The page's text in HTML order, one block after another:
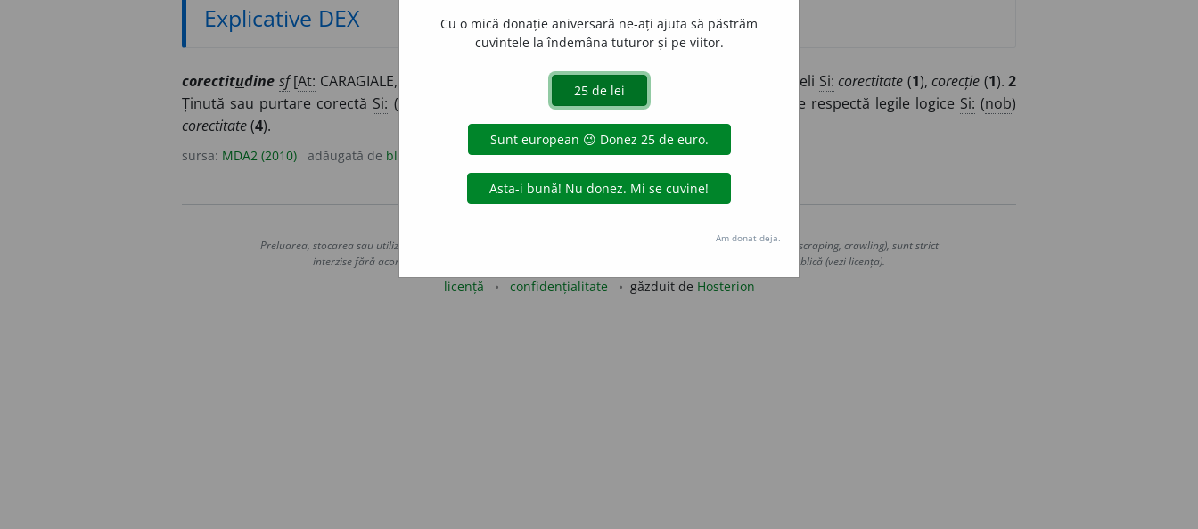
Explicative DEX
corectitudine sf[At: CARAGIALE, ~ni/E: corect+ -itudine Lipsă de greșeli Si: corectitate (1), corecție (1). 2
Ținută sau purtare corectă Si: ( Cinste.4(Log) Însușire a gândirii care respectă legile logice Si: (nob)
corectitate(4).
sursa: MDA2 (2010) adăugată de blaurb. acțiuni
Preluarea, stocarea sau utilizarea datelor de pe acest site, inclusiv prin orice metode de extragere automată (web scraping, crawling), sunt strict
interzise fără acordul nostru prealabil scris, cu excepția seturilor de date oferite oficial spre utilizare publică (vezi licența).
licență confidențialitate găzduit de Hosterion
Cu o mică donație aniversară ne-ați ajuta să păstrăm
cuvintele la îndemâna tuturor și pe viitor.
Am donat deja.